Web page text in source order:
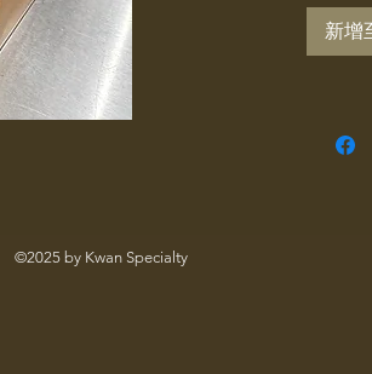
新增
©2025 by Kwan Specialty